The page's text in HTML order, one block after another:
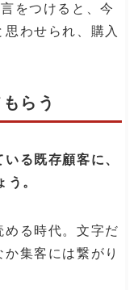
をつけると、今
わせられ、購入
らう
る既存顧客に、
。
る時代。文字だ
集客には繋がり